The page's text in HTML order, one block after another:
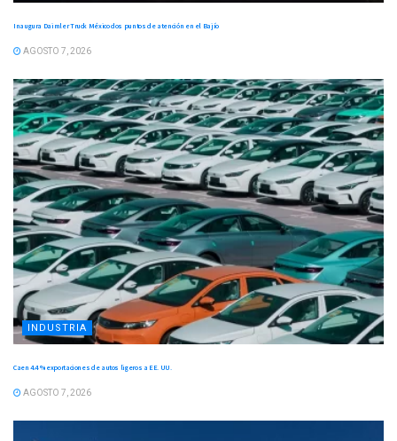
Inaugura Daimler Truck México dos puntos de atención en el Bajío
AGOSTO 7, 2026
INDUSTRIA
Caen 4.4 % exportaciones de autos ligeros a EE. UU.
AGOSTO 7, 2026